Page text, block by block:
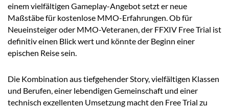
einem vielfältigen Gameplay-Angebot setzt er neue
Maßstäbe für kostenlose MMO-Erfahrungen. Ob für
Neueinsteiger oder MMO-Veteranen, der FFXIV Free Trial ist
definitiv einen Blick wert und könnte der Beginn einer
epischen Reise sein.
Die Kombination aus tiefgehender Story, vielfältigen Klassen
und Berufen, einer lebendigen Gemeinschaft und einer
technisch exzellenten Umsetzung macht den Free Trial zu